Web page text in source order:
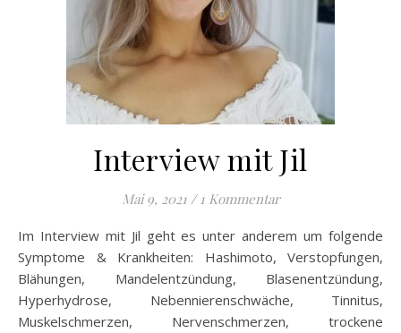
Interview mit Jil
Mai 9, 2021 / 1 Kommentar
Im Interview mit Jil geht es unter anderem um folgende
Symptome & Krankheiten: Hashimoto, Verstopfungen,
Blähungen, Mandelentzündung, Blasenentzündung,
Hyperhydrose, Nebennierenschwäche, Tinnitus,
Muskelschmerzen, Nervenschmerzen, trockene